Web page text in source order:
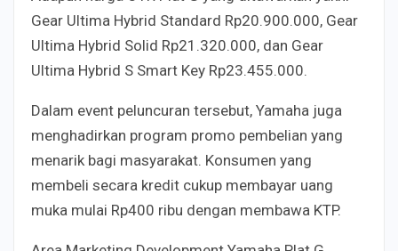
Gear Ultima Hybrid Standard Rp20.900.000, Gear
Ultima Hybrid Solid Rp21.320.000, dan Gear
Ultima Hybrid S Smart Key Rp23.455.000.
Dalam event peluncuran tersebut, Yamaha juga
menghadirkan program promo pembelian yang
menarik bagi masyarakat. Konsumen yang
membeli secara kredit cukup membayar uang
muka mulai Rp400 ribu dengan membawa KTP.